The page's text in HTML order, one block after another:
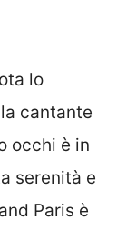
lo
cantante
occhi è in
serenità e
Paris è